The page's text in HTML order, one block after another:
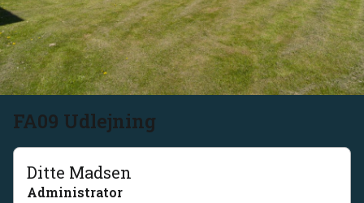
FA09 Udlejning
Ditte Madsen
Administrator